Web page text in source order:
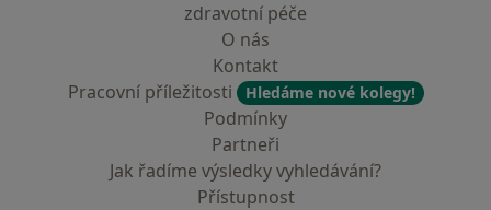
zdravotní péče
O nás
Kontakt
Pracovní příležitosti
Hledáme nové kolegy!
Podmínky
Partneři
Jak řadíme výsledky vyhledávání?
Přístupnost